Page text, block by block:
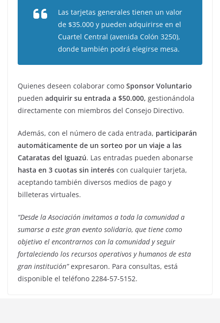
Las tarjetas generales tienen un valor
de $35.000 y pueden adquirirse en el
Cuartel Central (avenida Colón 3250),
donde también podrá elegirse mesa.
Quienes deseen colaborar como Sponsor Voluntario
pueden adquirir su entrada a $50.000, gestionándola
directamente con miembros del Consejo Directivo.
Además, con el número de cada entrada, participarán
automáticamente de un sorteo por un viaje a las
Cataratas del Iguazú. Las entradas pueden abonarse
hasta en 3 cuotas sin interés con cualquier tarjeta,
aceptando también diversos medios de pago y
billeteras virtuales.
“Desde la Asociación invitamos a toda la comunidad a
sumarse a este gran evento solidario, que tiene como
objetivo el encontrarnos con la comunidad y seguir
fortaleciendo los recursos operativos y humanos de esta
gran institución”expresaron. Para consultas, está
disponible el teléfono 2284-57-5152.